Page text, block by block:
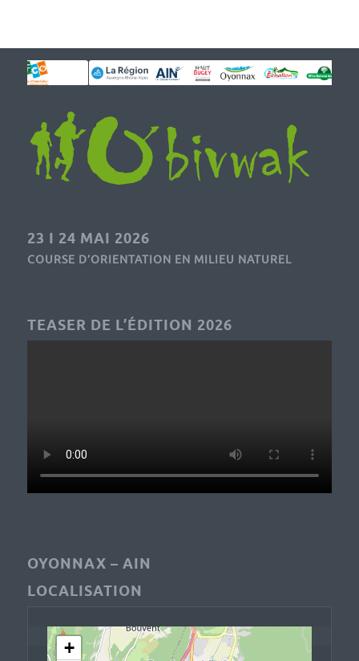
23 I 24 MAI 2026
COURSE D’ORIENTATION EN MILIEU NATUREL
TEASER DE L’ÉDITION 2026
OYONNAX – AIN
LOCALISATION
+